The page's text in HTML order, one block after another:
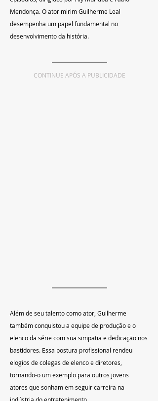
Mendonça. O ator mirim Guilherme Leal
desempenha um papel fundamental no
desenvolvimento da história.
CONTINUE APÓS A PUBLICIDADE
Além de seu talento como ator, Guilherme
também conquistou a equipe de produção e o
elenco da série com sua simpatia e dedicação nos
bastidores. Essa postura profissional rendeu
elogios de colegas de elenco e diretores,
tornando-o um exemplo para outros jovens
atores que sonham em seguir carreira na